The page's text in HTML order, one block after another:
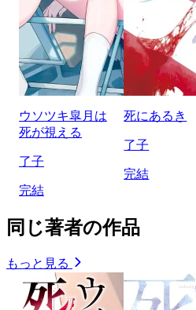
ウソツキ皐月は
死が視える
了子
完結
死にあるき
了子
完結
同じ著者の作品
もっと見る